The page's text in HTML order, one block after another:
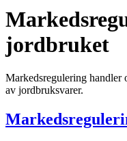
jordbruket
Markedsregulering handler
av jordbruksvarer.